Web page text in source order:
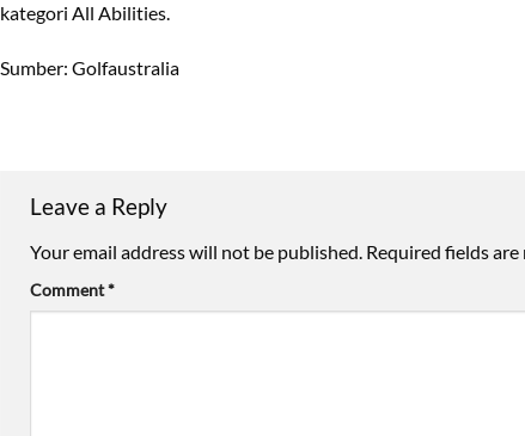
kategori All Abilities.
Sumber: Golfaustralia
Leave a Reply
Your email address will not be published. Required fields are
Comment*